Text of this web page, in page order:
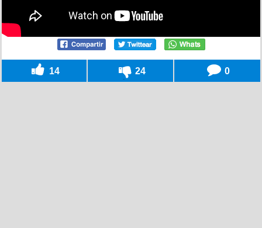
14 24 0